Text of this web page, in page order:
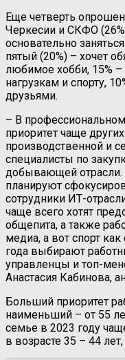
Еще четверть
Черкесии и СКФО
основательно
пятый (20%) – хочет
любимое хобби, 15%
нагрузкам и спорту,
друзьями.
– В
приоритет чаще
производственной и
специалисты по
добывающей отрасли.
планируют
сотрудники ИТ-
чаще всего хотят
общепита, а также
медиа, а вот спорт
года выбирают
управленцы и топ-
Анастасия Кабинова,
Больший приоритет
наименьший – от 55
семье в 2023 году
в возрасте 35 – 44